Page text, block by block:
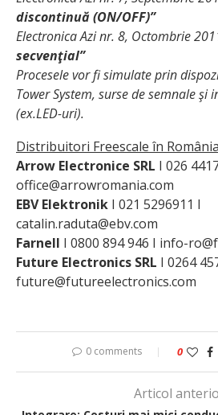
discontinuă (ON/OFF)”
Electronica Azi nr. 8, Octombrie
secvenţial”
Procesele vor fi simulate prin
Tower System, surse de semnale şi
(ex.LED-uri).
Distribuitori Freescale în România
Arrow Electronice SRL I 026
office@arrowromania.com
EBV Elektronik I 021 5296911 I
catalin.raduta@ebv.com
Farnell I 0800 894 946 I info-
Future Electronics SRL I 0264
future@futureelectronics.com
0 comments 0
Articol